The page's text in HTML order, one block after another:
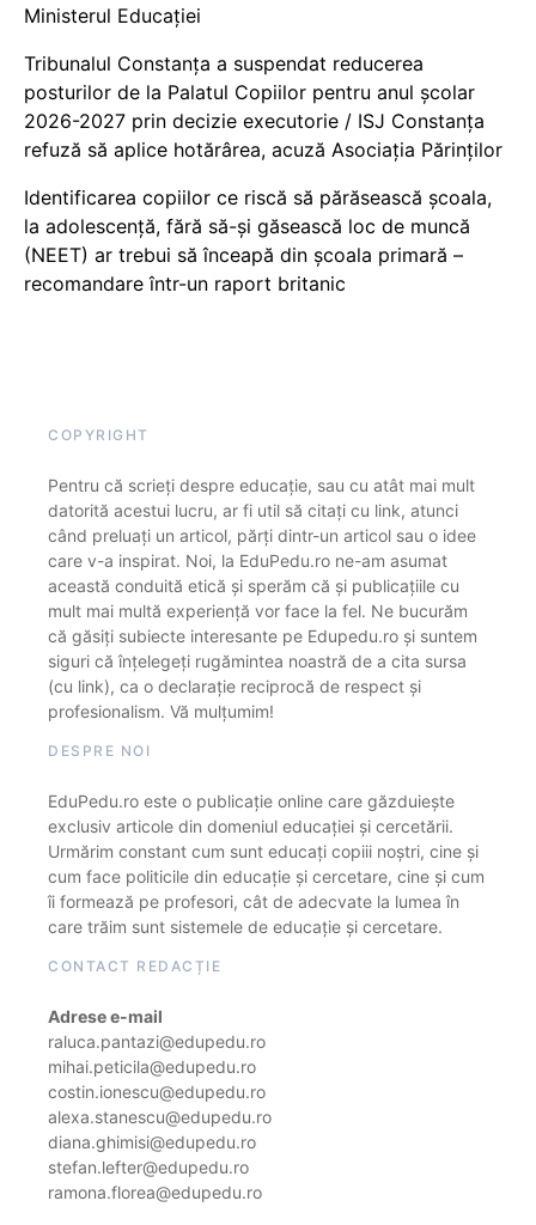
Ministerul Educației
Tribunalul Constanța a suspendat reducerea
posturilor de la Palatul Copiilor pentru anul școlar
2026-2027 prin decizie executorie / ISJ Constanța
refuză să aplice hotărârea, acuză Asociația Părinților
Identificarea copiilor ce riscă să părăsească școala,
la adolescență, fără să-și găsească loc de muncă
(NEET) ar trebui să înceapă din școala primară –
recomandare într-un raport britanic
COPYRIGHT
Pentru că scrieți despre educație, sau cu atât mai mult
datorită acestui lucru, ar fi util să citați cu link, atunci
când preluați un articol, părți dintr-un articol sau o idee
care v-a inspirat. Noi, la EduPedu.ro ne-am asumat
această conduită etică și sperăm că și publicațiile cu
mult mai multă experiență vor face la fel. Ne bucurăm
că găsiți subiecte interesante pe Edupedu.ro și suntem
siguri că înțelegeți rugămintea noastră de a cita sursa
(cu link), ca o declarație reciprocă de respect și
profesionalism. Vă mulțumim!
DESPRE NOI
EduPedu.ro este o publicație online care găzduiește
exclusiv articole din domeniul educației și cercetării.
Urmărim constant cum sunt educați copiii noștri, cine și
cum face politicile din educație și cercetare, cine și cum
îi formează pe profesori, cât de adecvate la lumea în
care trăim sunt sistemele de educație și cercetare.
CONTACT REDACȚIE
Adrese e-mail
raluca.pantazi@edupedu.ro
mihai.peticila@edupedu.ro
costin.ionescu@edupedu.ro
alexa.stanescu@edupedu.ro
diana.ghimisi@edupedu.ro
stefan.lefter@edupedu.ro
ramona.florea@edupedu.ro